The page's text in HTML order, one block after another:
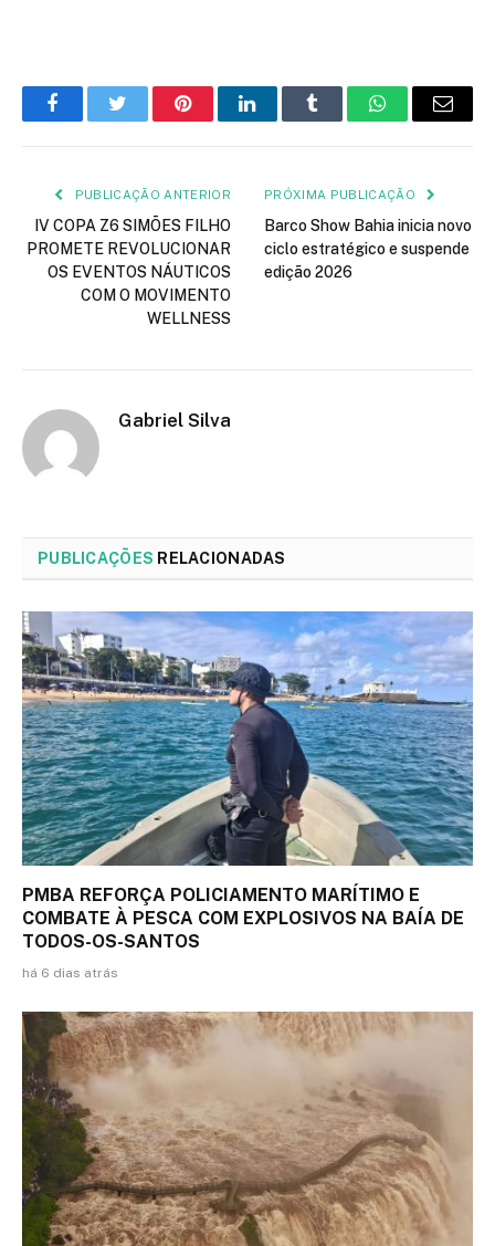
FacebookTwitter PinterestLinkedInTumblr WhatsApp
E-
PUBLICAÇÃO ANTERIOR
IV COPA Z6 SIMÕES FILHO
PROMETE REVOLUCIONAR
OS EVENTOS NÁUTICOS
COM O MOVIMENTO
WELLNESS
PRÓXIMA PUBLICAÇÃO
Barco Show Bahia inicia novo
ciclo estratégico e suspende
edição 2026
Gabriel Silva
PUBLICAÇÕES RELACIONADAS
PMBA REFORÇA POLICIAMENTO MARÍTIMO E
COMBATE À PESCA COM EXPLOSIVOS NA BAÍA DE
TODOS-OS-SANTOS
há 6 dias atrás